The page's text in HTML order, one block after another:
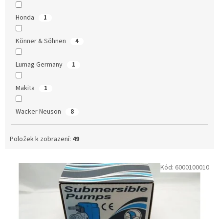
Honda 1
Könner & Söhnen 4
Lumag Germany 1
Makita 1
Wacker Neuson 8
Položek k zobrazení: 49
Kód: 6000100010